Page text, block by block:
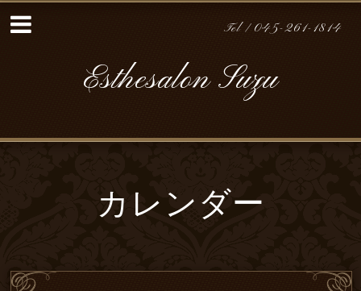
Tel / 045-261-1814
Esthesalon Suzu
カレンダー